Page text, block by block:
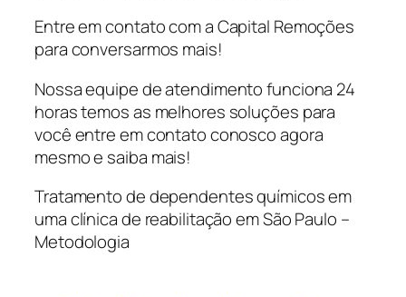
Entre em contato com a Capital Remoções
para conversarmos mais!
Nossa equipe de atendimento funciona 24
horas temos as melhores soluções para
você entre em contato conosco agora
mesmo e saiba mais!
Tratamento de dependentes químicos em
uma clínica de reabilitação em São Paulo –
Metodologia